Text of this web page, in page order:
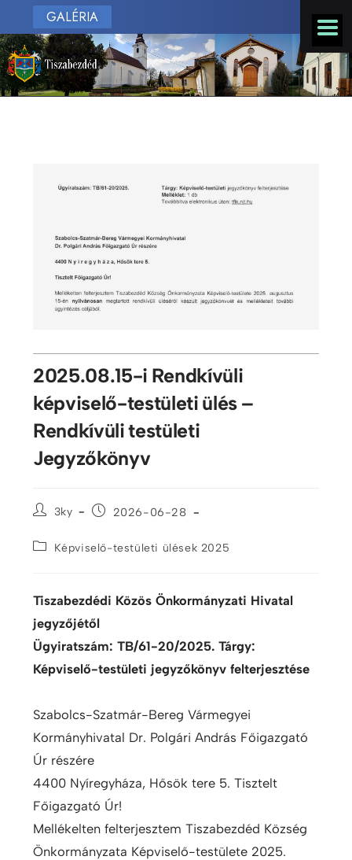
GALÉRIA
2025.08.15-i Rendkívüli
képviselő-testületi ülés –
Rendkívüli testületi
Jegyzőkönyv
3ky 2026-06-28
Képviselő-testületi ülések 2025
Tiszabezdédi Közös Önkormányzati Hivatal
jegyzőjétől
Ügyiratszám: TB/61-20/2025. Tárgy:
Képviselő-testületi jegyzőkönyv felterjesztése
Szabolcs-Szatmár-Bereg Vármegyei
Kormányhivatal Dr. Polgári András Főigazgató
Úr részére
4400 Nyíregyháza, Hősök tere 5. Tisztelt
Főigazgató Úr!
Mellékelten felterjesztem Tiszabezdéd Község
Önkormányzata Képviselő-testülete 2025.